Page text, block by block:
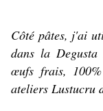
Côté pâtes, j'ai
dans la
œufs frais,
ateliers Lustucru